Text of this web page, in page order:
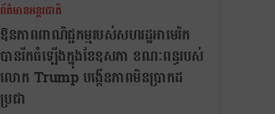
ព័ត៌មានអន្តរជាតិ
ឱនភាពពាណិជ្ជកម្មរបស់សហរដ្ឋអាមេរិក
បានរីកធំឡើងក្នុងខែឧសភា ខណៈពន្ធរបស់
លោក Trump បង្កើនភាពមិនប្រាកដ
ប្រជា